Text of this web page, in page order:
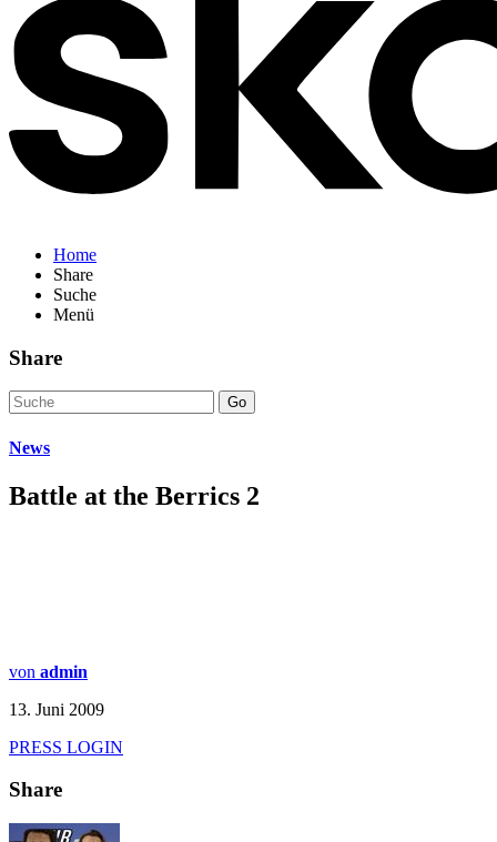
Home
Share
Suche
Menü
Share
Go
News
Battle at the Berrics 2
von admin
13. Juni 2009
PRESS LOGIN
Share